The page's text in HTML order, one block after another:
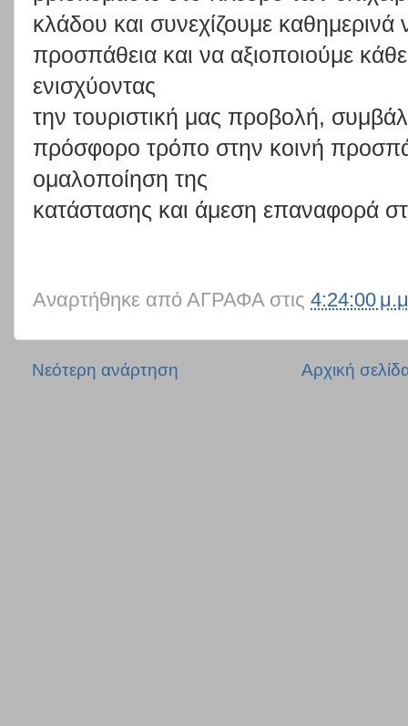
κλάδου και συνεχίζουμε καθημερινά
προσπάθεια και να αξιοποιούμε κάθε
ενισχύοντας
την τουριστική μας προβολή,
πρόσφορο τρόπο στην κοινή
ομαλοποίηση της
κατάστασης και άμεση επαναφορά
Αναρτήθηκε από ΑΓΡΑΦΑ στις 4:24:00
Νεότερη ανάρτηση Αρχική